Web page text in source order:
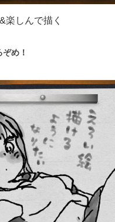
楽しんで描く
め！